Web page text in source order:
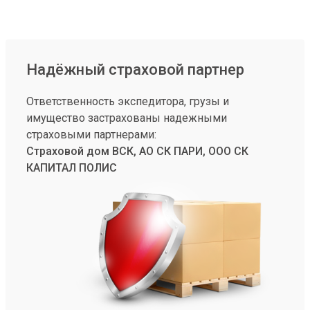
Надёжный страховой партнер
Ответственность экспедитора, грузы и
имущество застрахованы надежными
страховыми партнерами:
Страховой дом ВСК, АО СК ПАРИ, ООО СК
КАПИТАЛ ПОЛИС